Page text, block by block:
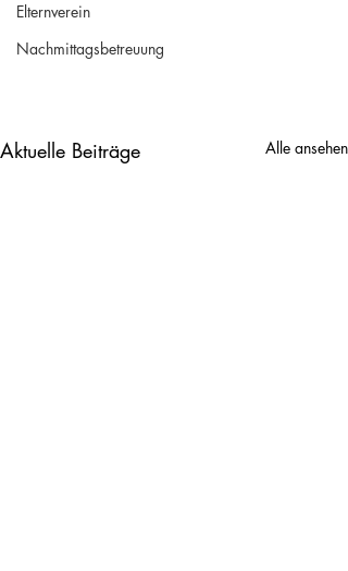
Elternverein
Nachmittagsbetreuung
Aktuelle Beiträge Alle ansehen